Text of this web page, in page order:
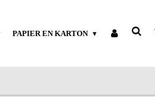
PAPIER EN KARTON